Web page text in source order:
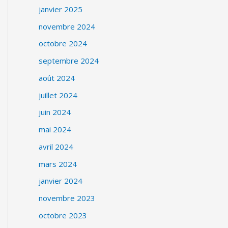
janvier 2025
novembre 2024
octobre 2024
septembre 2024
août 2024
juillet 2024
juin 2024
mai 2024
avril 2024
mars 2024
janvier 2024
novembre 2023
octobre 2023